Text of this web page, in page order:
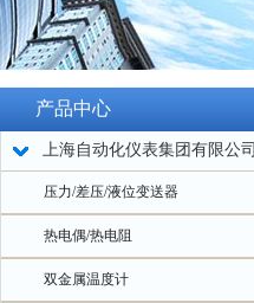
产品中心
上海自动化仪表集团有限公司
压力/差压/液位变送器
热电偶/热电阻
双金属温度计